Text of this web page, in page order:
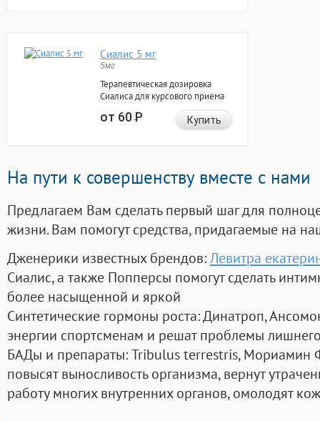
Сиалис 5 мг
5мг
Терапевтическая дозировка
Сиалиса для курсового приема
от 60Р Купить
На пути к совершенству вместе с нами
Предлагаем Вам сделать первый шаг для
жизни. Вам помогут средства, придагаемые на
Дженерики известных брендов:Левитра
Сиалис, а также Попперсы помогут сделать
более насыщенной и яркой
Синтетические гормоны роста: Динатроп,
энергии спортсменам и решат проблемы
БАДы и препараты:Tribulus terrestris, Мориамин
повысят выносливость организма, вернут
работу многих внутренних органов, омолодят